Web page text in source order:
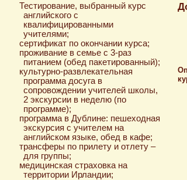
Тестирование, выбранный курс
английского с
квалифицированными
учителями;
сертификат по окончании курса;
проживание в семье с 3-раз
питанием (обед пакетированный);
культурно-развлекательная
программа досуга в
сопровождении учителей школы,
2 экскурсии в неделю (по
программе);
программа в Дублине: пешеходная
экскурсия с учителем на
английском языке, обед в кафе;
трансферы по прилету и отлету –
для группы;
медицинская страховка на
территории Ирландии;